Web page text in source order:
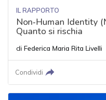
IL RAPPORTO
Non‑Human Identity
Quanto si rischia
di Federica Maria Rita Livelli
Condividi